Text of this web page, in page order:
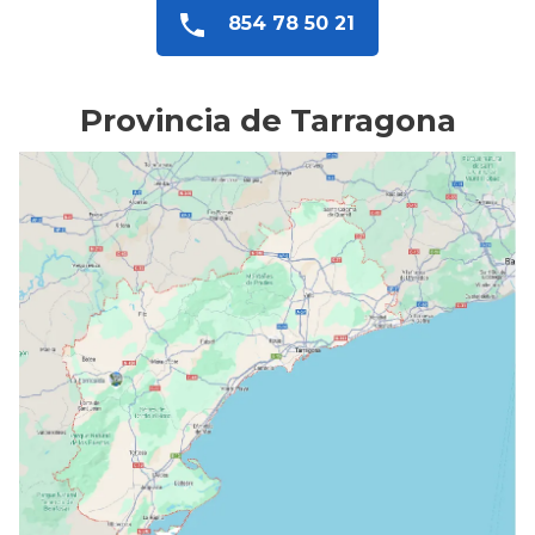
854 78 50 21
Provincia de Tarragona